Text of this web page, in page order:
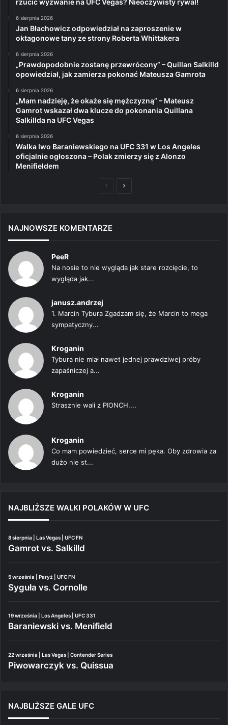
rzucić wyzwanie na UFC Vegas? Nieoczywisty rywal!
6 sierpnia 2026
Jan Błachowicz odpowiedział na zaproszenie w
oktagonowe tany ze strony Roberta Whittakera
6 sierpnia 2026
„Prawdopodobnie zostanę przewrócony” – Quillan Salkilld
opowiedział, jak zamierza pokonać Mateusza Gamrota
6 sierpnia 2026
„Mam nadzieję, że okaże się mężczyzną” – Mateusz
Gamrot wskazał dwa klucze do pokonania Quillana
Salkillda na UFC Vegas
6 sierpnia 2026
Walka Iwo Baraniewskiego na UFC 331 w Los Angeles
oficjalnie ogłoszona – Polak zmierzy się z Alonzo
Menifieldem
PoprzedniaNastępna
NAJNOWSZE KOMENTARZE
PeeR
Na nosie to nie wygląda jak stare rozcięcie, to
wygląda jak...
janusz.andrzej
1. Marcin Tybura Zgadzam się, że Marcin to mega
sympatyczny...
Kroganin
Tybura nie miał nawet jednej prawdziwej próby
zapaśniczej a...
Kroganin
Strasznie wali z PIONCH....
Kroganin
Co mam powiedzieć, serce mi pęka. Oby zdrowia za
dużo nie st...
NAJBLIŻSZE WALKI POLAKÓW W UFC
8 sierpnia | Las Vegas | UFC FN
Gamrot vs. Salkilld
5 września | Paryż | UFC FN
Syguła vs. Cornolle
19 września | Los Angeles | UFC 331
Baraniewski vs. Menifield
22 września | Las Vegas | Contender Series
Piwowarczyk vs. Quissua
NAJBLIŻSZE GALE UFC